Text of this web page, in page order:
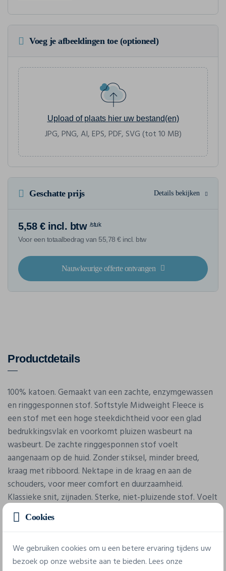
Voeg je afbeeldingen toe (optioneel)
Upload of plaats hier uw bestand(en)
JPG, PNG, AI, EPS, PDF, SVG (tot 10 MB)
Geschatte prijs Details bekijken
5,58 € incl. btw /stuk
Voor een totaalbedrag van 55,78 € incl. btw
Nauwkeurige offerte ontvangen
Productdetails
100% katoen. Gemaakt van een zachte, enzymgewassen
en ringgesponnen stof. Softstyle Midweight Fleece is
een stof met een hoge steekdichtheid voor een glad
bedrukkingsvlak en voorkomt pluizen wasbeurt na
wasbeurt. De zachte ringgesponnen stof voelt
aangenaam op de huid. Zonder stiksel, minder breed,
kraag met ribboord. Nektape in de kraag en aan de
schouders, voor meer comfort en duurzaamheid.
Klassieke snit, zijnaden. Sterke, niet-pluizende stof. Voelt
zacht aan, comfortabel om te dragen. Afneembaar
etiket, gemakkelijk opnieuw te plaatsen.
Cookies
We gebruiken cookies om u een betere ervaring tijdens uw
bezoek op onze website aan te bieden. Lees onze